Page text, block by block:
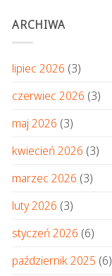
ARCHIWA
lipiec 2026 (3)
czerwiec 2026 (3)
maj 2026 (3)
kwiecień 2026 (3)
marzec 2026 (3)
luty 2026 (3)
styczeń 2026 (6)
październik 2025 (6)